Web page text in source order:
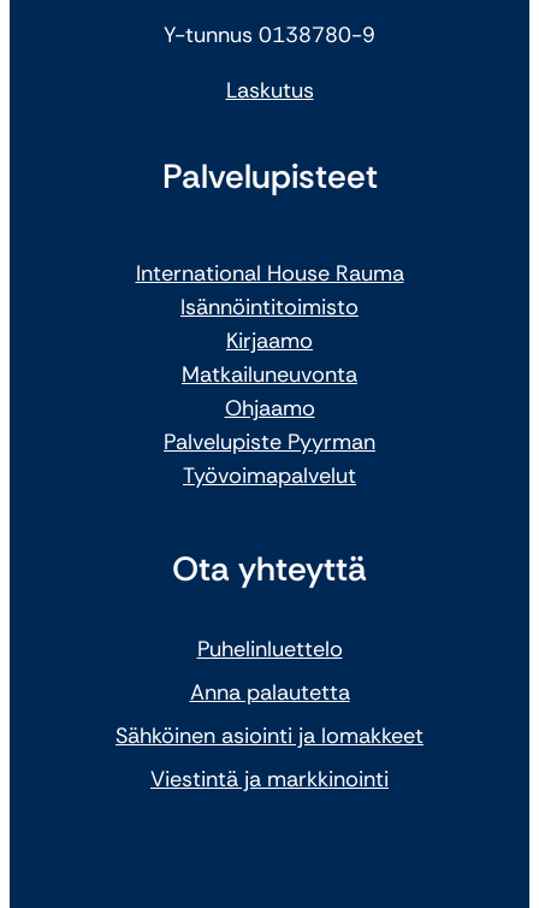
Y-tunnus 0138780-9
Laskutus
Palvelupisteet
International House Rauma
Isännöintitoimisto
Kirjaamo
Matkailuneuvonta
Ohjaamo
Palvelupiste Pyyrman
Työvoimapalvelut
Ota yhteyttä
Puhelinluettelo
Anna palautetta
Sähköinen asiointi ja lomakkeet
Viestintä ja markkinointi